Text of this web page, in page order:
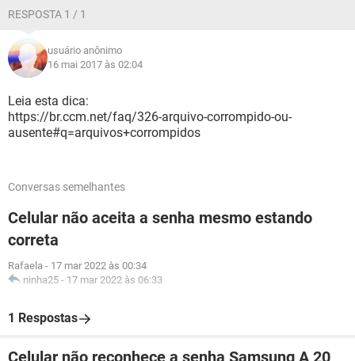
RESPOSTA 1 / 1
usuário anônimo
16 mai 2017 às 02:04
Leia esta dica:
https://br.ccm.net/faq/326-arquivo-corrompido-ou-
ausente#q=arquivos+corrompidos
Conversas semelhantes
Celular não aceita a senha mesmo estando
correta
Rafaela - 17 mar 2022 às 00:34
ninha25 - 17 mar 2022 às 06:33
1 Respostas
Celular não reconhece a senha Samsung A 20